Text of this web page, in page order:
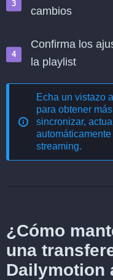
cambios
Confirma los
la playlist
Echa un vistazo
para obtener
sincronizar,
streaming.
¿Cómo
una
Dailymotion